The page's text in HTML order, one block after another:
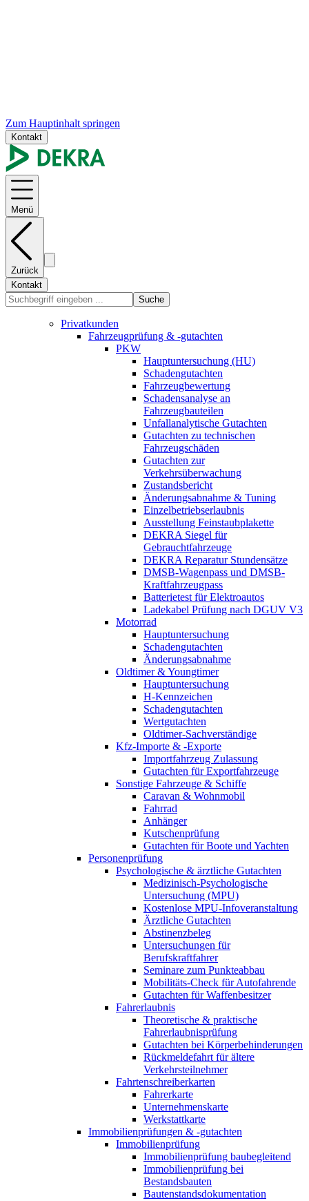
Zum Hauptinhalt springen
Kontakt
Menü
Zurück
Kontakt
Suche
Privatkunden
Fahrzeugprüfung & -gutachten
PKW
Hauptuntersuchung (HU)
Schadengutachten
Fahrzeugbewertung
Schadensanalyse an
Fahrzeugbauteilen
Unfallanalytische Gutachten
Gutachten zu technischen
Fahrzeugschäden
Gutachten zur
Verkehrsüberwachung
Zustandsbericht
Änderungsabnahme & Tuning
Einzelbetriebserlaubnis
Ausstellung Feinstaubplakette
DEKRA Siegel für
Gebrauchtfahrzeuge
DEKRA Reparatur Stundensätze
DMSB-Wagenpass und DMSB-
Kraftfahrzeugpass
Batterietest für Elektroautos
Ladekabel Prüfung nach DGUV V3
Motorrad
Hauptuntersuchung
Schadengutachten
Änderungsabnahme
Oldtimer & Youngtimer
Hauptuntersuchung
H-Kennzeichen
Schadengutachten
Wertgutachten
Oldtimer-Sachverständige
Kfz-Importe & -Exporte
Importfahrzeug Zulassung
Gutachten für Exportfahrzeuge
Sonstige Fahrzeuge & Schiffe
Caravan & Wohnmobil
Fahrrad
Anhänger
Kutschenprüfung
Gutachten für Boote und Yachten
Personenprüfung
Psychologische & ärztliche Gutachten
Medizinisch-Psychologische
Untersuchung (MPU)
Kostenlose MPU-Infoveranstaltung
Ärztliche Gutachten
Abstinenzbeleg
Untersuchungen für
Berufskraftfahrer
Seminare zum Punkteabbau
Mobilitäts-Check für Autofahrende
Gutachten für Waffenbesitzer
Fahrerlaubnis
Theoretische & praktische
Fahrerlaubnisprüfung
Gutachten bei Körperbehinderungen
Rückmeldefahrt für ältere
Verkehrsteilnehmer
Fahrtenschreiberkarten
Fahrerkarte
Unternehmenskarte
Werkstattkarte
Immobilienprüfungen & -gutachten
Immobilienprüfung
Immobilienprüfung baubegleitend
Immobilienprüfung bei
Bestandsbauten
Bautenstandsdokumentation